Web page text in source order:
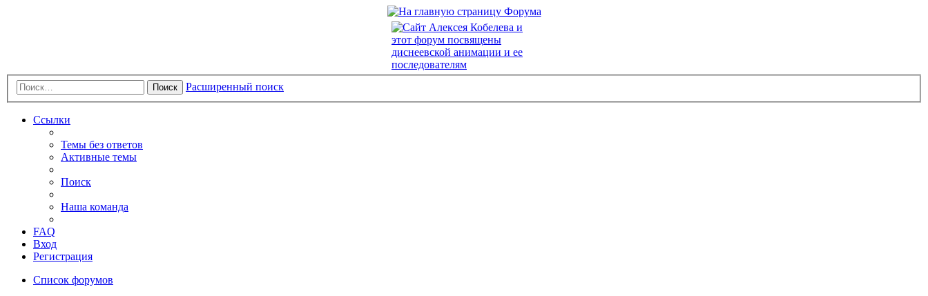
Поиск Расширенный поиск
Ссылки
Темы без ответов
Активные темы
Поиск
Наша команда
FAQ
Вход
Регистрация
Список форумов